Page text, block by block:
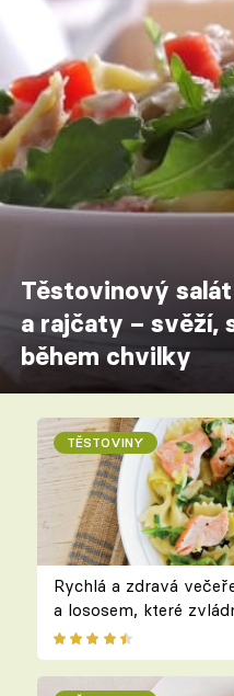
Těstovinový
a rajčaty – svěží,
během chvilky
TĚSTOVINY
Rychlá a zdravá
a lososem, které